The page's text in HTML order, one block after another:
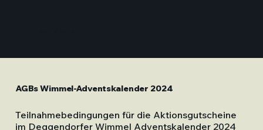
AGBs Wimmel-Adventskalender 2024
Teilnahmebedingungen für die Aktionsgutscheine
im Deggendorfer Wimmel Adventskalender 2024